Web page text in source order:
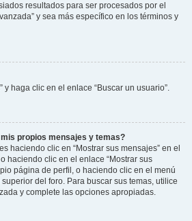
resultados para ser procesados por el
y sea más específico en los términos y
y haga clic en el enlace “Buscar un usuario”.
propios mensajes y temas?
haciendo clic en “Mostrar sus mensajes” en el
haciendo clic en el enlace “Mostrar sus
página de perfil, o haciendo clic en el menú
del foro. Para buscar sus temas, utilice
y complete las opciones apropiadas.